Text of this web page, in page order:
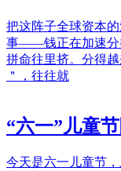
把这阵子全球资本
事——钱正在加速分
拼命往里挤。分得
＂，往往就
“六一”儿童
今天是六一儿童节